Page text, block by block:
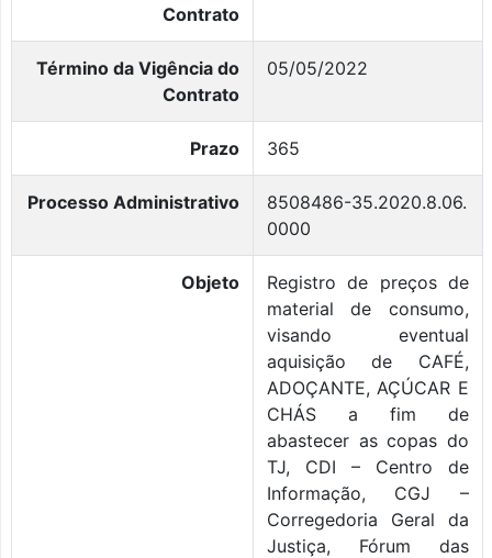
Contrato
Término da Vigência do
Contrato
05/05/2022
Prazo 365
Processo Administrativo
8508486-35.2020.8.06.
0000
Objeto
Registro de preços de
material de consumo,
visando eventual
aquisição de CAFÉ,
ADOÇANTE, AÇÚCAR E
CHÁS a fim de
abastecer as copas do
TJ, CDI – Centro de
Informação, CGJ –
Corregedoria Geral da
Justiça, Fórum das